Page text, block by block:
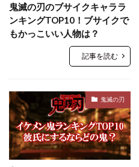
鬼滅の刃のブサイクキャララ
ンキングTOP10！ブサイクで
もかっこいい人物は？
記事を読む
鬼滅の刃